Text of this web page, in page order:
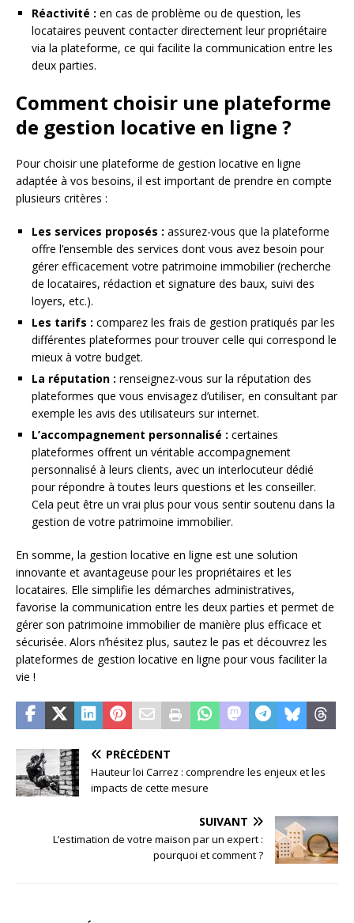
Réactivité : en cas de problème ou de question, les
locataires peuvent contacter directement leur propriétaire
via la plateforme, ce qui facilite la communication entre les
deux parties.
Comment choisir une plateforme
de gestion locative en ligne ?
Pour choisir une plateforme de gestion locative en ligne
adaptée à vos besoins, il est important de prendre en compte
plusieurs critères :
Les services proposés : assurez-vous que la plateforme
offre l’ensemble des services dont vous avez besoin pour
gérer efficacement votre patrimoine immobilier (recherche
de locataires, rédaction et signature des baux, suivi des
loyers, etc.).
Les tarifs : comparez les frais de gestion pratiqués par les
différentes plateformes pour trouver celle qui correspond le
mieux à votre budget.
La réputation : renseignez-vous sur la réputation des
plateformes que vous envisagez d’utiliser, en consultant par
exemple les avis des utilisateurs sur internet.
L’accompagnement personnalisé : certaines
plateformes offrent un véritable accompagnement
personnalisé à leurs clients, avec un interlocuteur dédié
pour répondre à toutes leurs questions et les conseiller.
Cela peut être un vrai plus pour vous sentir soutenu dans la
gestion de votre patrimoine immobilier.
En somme, la gestion locative en ligne est une solution
innovante et avantageuse pour les propriétaires et les
locataires. Elle simplifie les démarches administratives,
favorise la communication entre les deux parties et permet de
gérer son patrimoine immobilier de manière plus efficace et
sécurisée. Alors n’hésitez plus, sautez le pas et découvrez les
plateformes de gestion locative en ligne pour vous faciliter la
vie !
PRÉCÉDENT
Hauteur loi Carrez : comprendre les enjeux et les
impacts de cette mesure
SUIVANT
L’estimation de votre maison par un expert :
pourquoi et comment ?